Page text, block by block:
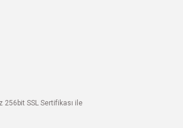
256bit SSL Sertifikası ile